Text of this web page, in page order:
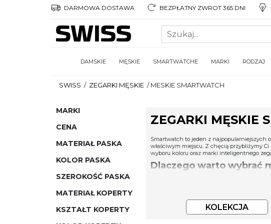
DARMOWA DOSTAWA BEZPŁATNY ZWROT 365 DNI
DAMSKIE MĘSKIE SMARTWATCHE MARKI RODZAJ
SWISS / ZEGARKI MĘSKIE /MESKIE SMARTWATCH
MARKI
CENA
MATERIAŁ PASKA
KOLOR PASKA
SZEROKOŚĆ PASKA
MATERIAŁ KOPERTY
KSZTAŁT KOPERTY
ZEGARKI MĘSKIE
Smartwatch to jeden z najpopularniejszych
właściwym miejscu. Z chęcią przybliżymy
wyboru koloru oraz marki inteligentnego
Dlaczego warto wybrać
Męskie smartwatche to urządzenia nad
Czym wyróżniają się
KOLEKCJA